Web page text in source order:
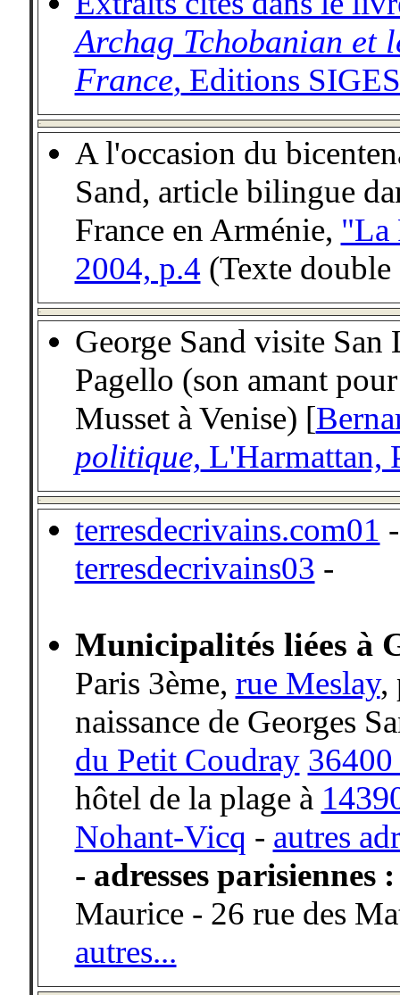
Archag Tchobanian et
France, Editions
-
Al'occasion du
Sand, article bilingue
France en Arménie, "La
2004, p.4 (Texte
-
George Sand visite
Pagello (son amant
Musset à Venise) [
politique, L'Harmattan,
-
terresdecrivains.com01
terresdecrivains03 -
Municipalités liées à
Paris 3ème, rue Meslay,
naissance de Georges
du Petit Coudray
hôtel de la plage à
Nohant-Vicq - autres
- adresses parisiennes
Maurice - 26 rue des
autres...